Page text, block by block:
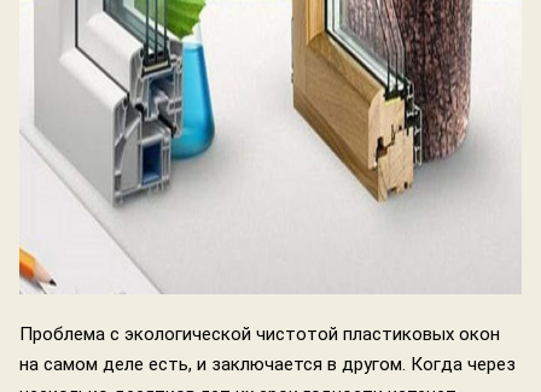
Проблема с экологической чистотой пластиковых окон
на самом деле есть, и заключается в другом. Когда через